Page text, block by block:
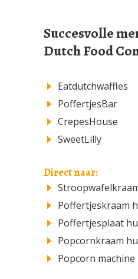
Succesvolle
Dutch Food
Eatdutchwaffles
PoffertjesBar
CrepesHouse
SweetLilly
Direct naar:
Poffertjeskraam
Poffertjesplaat
Popcornkraam
Popcorn